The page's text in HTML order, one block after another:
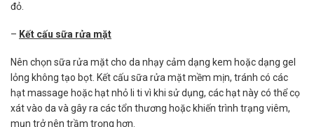
đỏ.
– Kết cấu sữa rửa mặt
Nên chọn sữa rửa mặt cho da nhạy cảm dạng kem hoặc dạng gel
lỏng không tạo bọt. Kết cấu sữa rửa mặt mềm mịn, tránh có các
hạt massage hoặc hạt nhỏ li ti vì khi sử dụng, các hạt này có thể cọ
xát vào da và gây ra các tổn thương hoặc khiến trình trạng viêm,
mụn trở nên trầm trọng hơn.